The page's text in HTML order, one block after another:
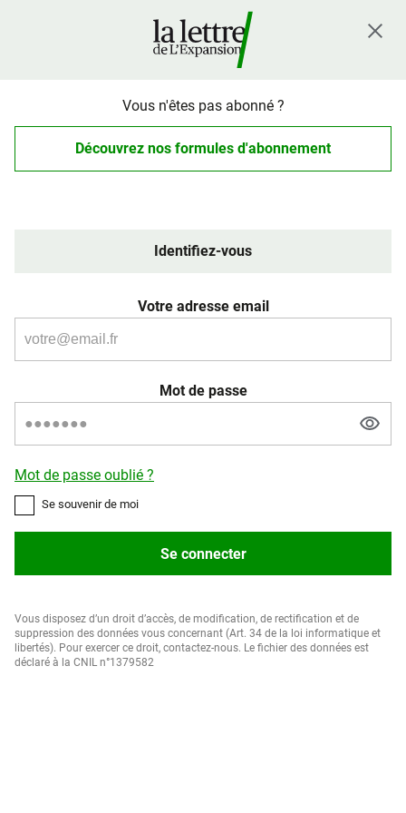
Vous n'êtes pas abonné ?
Découvrez nos formules d'abonnement
Identifiez-vous
Votre adresse email
Mot de passe
Mot de passe oublié ?
Se souvenir de moi
Se connecter
Vous disposez d’un droit d’accès, de modification, de rectification et de
suppression des données vous concernant (Art. 34 de la loi informatique et
libertés). Pour exercer ce droit, contactez-nous. Le fichier des données est
déclaré à la CNIL n°1379582